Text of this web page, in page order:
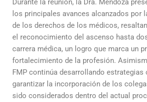
Durante la reunión, la Dra. Mendoza
los principales avances alcanzados por
de los derechos de los médicos,
el reconocimiento del ascenso hasta
carrera médica, un logro que marca un
fortalecimiento de la profesión.
FMP continúa desarrollando estrategias
garantizar la incorporación de los
sido considerados dentro del actual